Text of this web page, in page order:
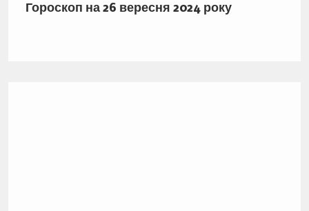
Гороскоп на 26 вересня 2024 року